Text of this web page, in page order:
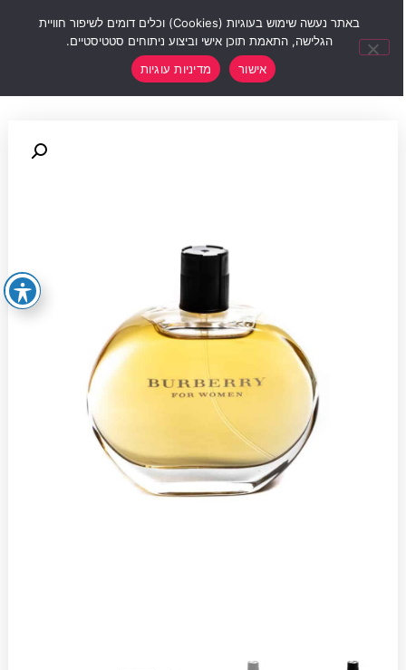
באתר נעשה שימוש בעוגיות (Cookies) וכלים דומים לשיפור חוויית
הגלישה, התאמת תוכן אישי וביצוע ניתוחים סטטיסטיים.
אישור
מדיניות עוגיות